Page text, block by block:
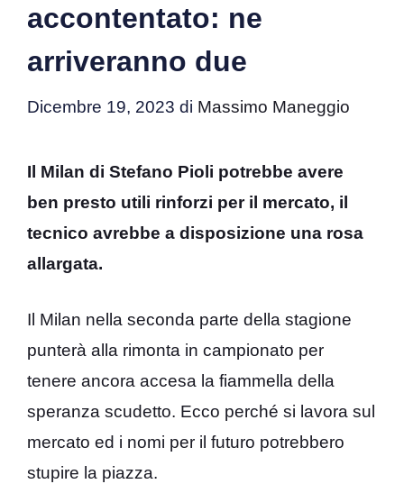
accontentato: ne
arriveranno due
Dicembre 19, 2023 di Massimo Maneggio
Il Milan di Stefano Pioli potrebbe avere
ben presto utili rinforzi per il mercato, il
tecnico avrebbe a disposizione una rosa
allargata.
Il Milan nella seconda parte della stagione
punterà alla rimonta in campionato per
tenere ancora accesa la fiammella della
speranza scudetto. Ecco perché si lavora sul
mercato ed i nomi per il futuro potrebbero
stupire la piazza.